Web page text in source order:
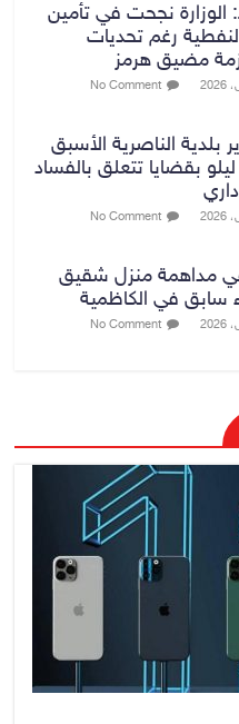
الوزارة نجحت في تأمين
رغم تحديات
مضيق هرمز
No Comment
بلدية الناصرية الأسبق
بقضايا تتعلق بالفساد
No Comment
مداهمة منزل شقيق
سابق في الكاظمية
No Comment
إقليم كردستان مسرور
ما يشاع عن وجود
في بعض قواعد
No Comment
ميدانياً سير العمل في
بالموصل
إنجازها